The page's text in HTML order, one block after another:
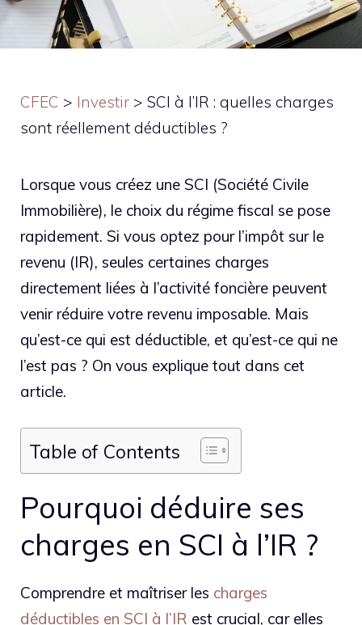
CFEC > Investir > SCI à l’IR : quelles charges
sont réellement déductibles ?
Lorsque vous créez une SCI (Société Civile
Immobilière), le choix du régime fiscal se pose
rapidement. Si vous optez pour l’impôt sur le
revenu (IR), seules certaines charges
directement liées à l’activité foncière peuvent
venir réduire votre revenu imposable. Mais
qu’est-ce qui est déductible, et qu’est-ce qui ne
l’est pas ? On vous explique tout dans cet
article.
Table of Contents
Pourquoi déduire ses
charges en SCI à l’IR ?
Comprendre et maîtriser les charges
déductibles en SCI à l’IR est crucial, car elles